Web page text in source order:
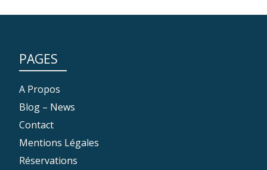
PAGES
A Propos
Blog – News
Contact
Mentions Légales
Réservations